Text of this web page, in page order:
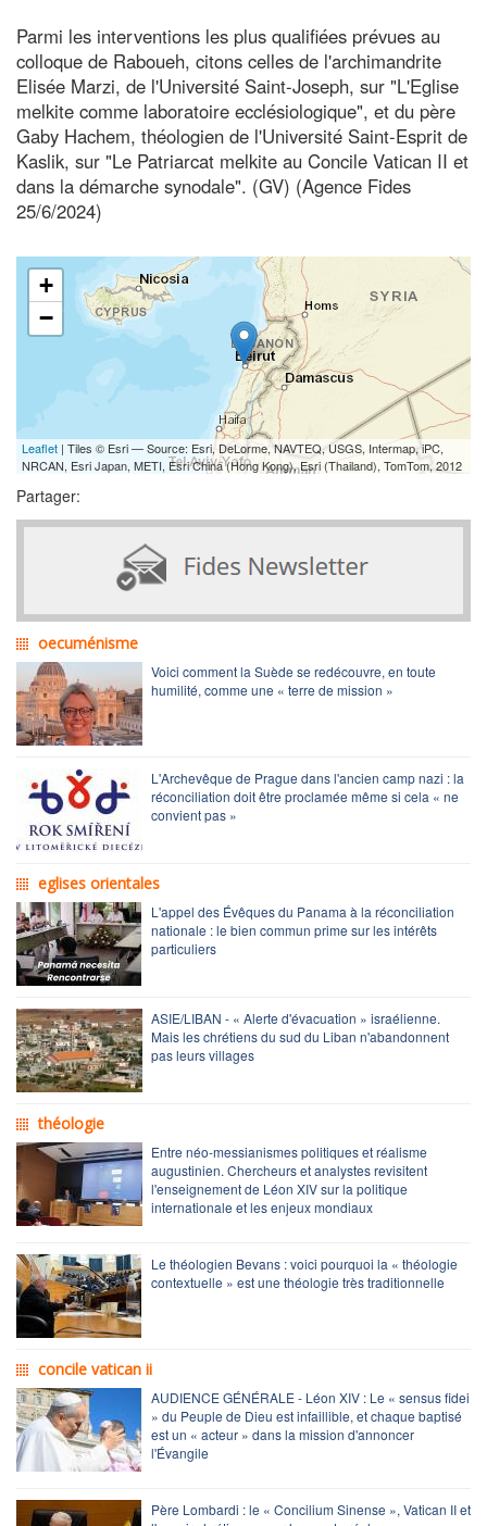
Parmi les interventions les plus qualifiées prévues au
colloque de Raboueh, citons celles de l'archimandrite
Elisée Marzi, de l'Université Saint-Joseph, sur "L'Eglise
melkite comme laboratoire ecclésiologique", et du père
Gaby Hachem, théologien de l'Université Saint-Esprit de
Kaslik, sur "Le Patriarcat melkite au Concile Vatican II et
dans la démarche synodale". (GV) (Agence Fides
25/6/2024)
+
−
Leaflet | Tiles © Esri — Source: Esri, DeLorme, NAVTEQ, USGS, Intermap, iPC,
NRCAN, Esri Japan, METI, Esri China (Hong Kong), Esri (Thailand), TomTom, 2012
Partager:
oecuménisme
Voici comment la Suède se redécouvre, en toute
humilité, comme une « terre de mission »
L'Archevêque de Prague dans l'ancien camp nazi : la
réconciliation doit être proclamée même si cela « ne
convient pas »
eglises orientales
L'appel des Évêques du Panama à la réconciliation
nationale : le bien commun prime sur les intérêts
particuliers
ASIE/LIBAN - « Alerte d'évacuation » israélienne.
Mais les chrétiens du sud du Liban n'abandonnent
pas leurs villages
théologie
Entre néo-messianismes politiques et réalisme
augustinien. Chercheurs et analystes revisitent
l'enseignement de Léon XIV sur la politique
internationale et les enjeux mondiaux
Le théologien Bevans : voici pourquoi la « théologie
contextuelle » est une théologie très traditionnelle
concile vatican ii
AUDIENCE GÉNÉRALE - Léon XIV : Le « sensus fidei
» du Peuple de Dieu est infaillible, et chaque baptisé
est un « acteur » dans la mission d'annoncer
l'Évangile
Père Lombardi : le « Concilium Sinense », Vatican II et